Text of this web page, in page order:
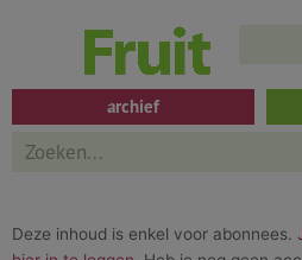
inhoud
archief
Search
Deze inhoud is enkel voor abonnees.